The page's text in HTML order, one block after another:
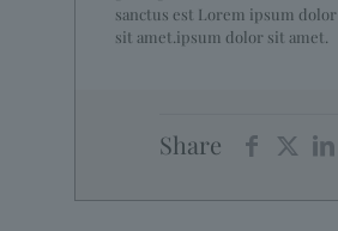
sanctus est Lorem ipsum dolor
sit amet.ipsum dolor sit amet.
Share